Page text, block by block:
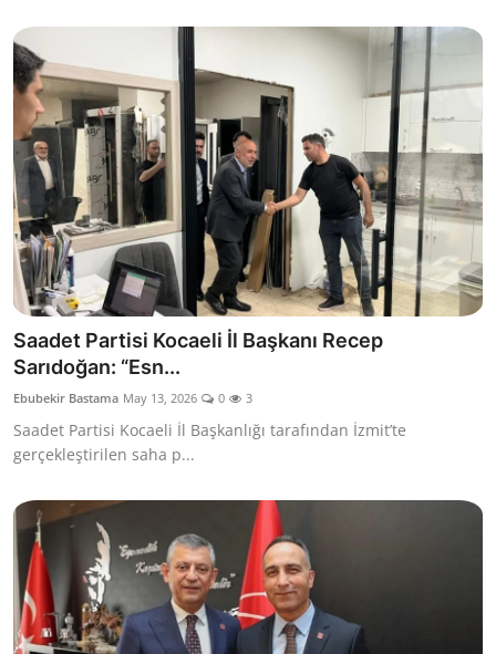
Saadet Partisi Kocaeli İl Başkanı Recep
Sarıdoğan: “Esn...
Ebubekir Bastama May 13, 2026 0 3
Saadet Partisi Kocaeli İl Başkanlığı tarafından İzmit’te
gerçekleştirilen saha p...